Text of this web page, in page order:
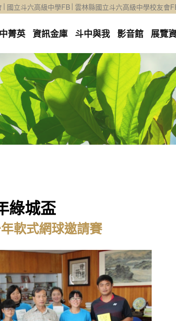
國立斗六高級中學FB 雲林縣國立斗六高級中學校友會
菁英 資訊金庫 斗中與我 影音館 展覽
綠城盃
軟式網球邀請賽